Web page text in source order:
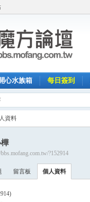
心水族箱 每日簽到
資料
?152914
留言板 個人資料